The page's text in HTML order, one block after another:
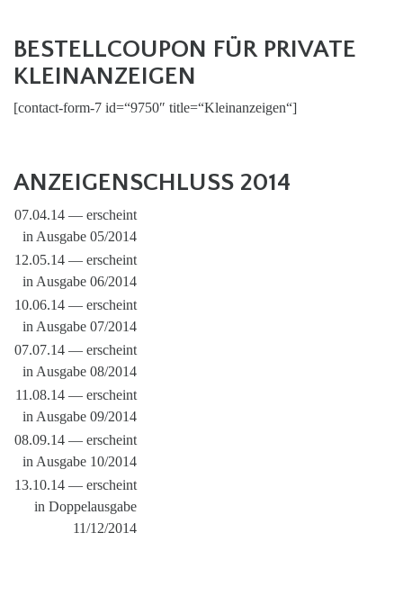
BESTELLCOUPON FÜR PRIVATE
KLEINANZEIGEN
[contact-form-7 id=“9750″ title=“Kleinanzeigen“]
ANZEIGENSCHLUSS 2014
07.04.14 — erscheint
in Ausgabe 05/2014
12.05.14 — erscheint
in Ausgabe 06/2014
10.06.14 — erscheint
in Ausgabe 07/2014
07.07.14 — erscheint
in Ausgabe 08/2014
11.08.14 — erscheint
in Ausgabe 09/2014
08.09.14 — erscheint
in Ausgabe 10/2014
13.10.14 — erscheint
in Doppelausgabe
11/12/2014